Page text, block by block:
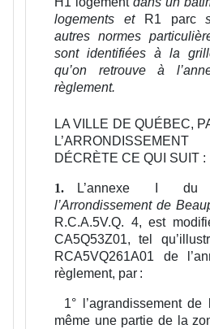
logements etR1 parc
autres normes
sont identifiées à la
qu’on retrouve à
règlement.
LA VILLE DE QUÉBEC,
DÉCRÈTE CE QUI SUIT :
1. L’annexe I
l’Arrondissement de
R.C.A.5V.Q. 4, est
CA5Q53Z01, tel
RCA5VQ261A01 de
règlement, par :
1°
l’agrandissement
même une partie de la